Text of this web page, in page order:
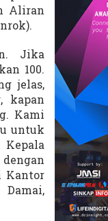
Aliran
Jika
100.
jelas,
kapan
Kami
untuk
Kantor